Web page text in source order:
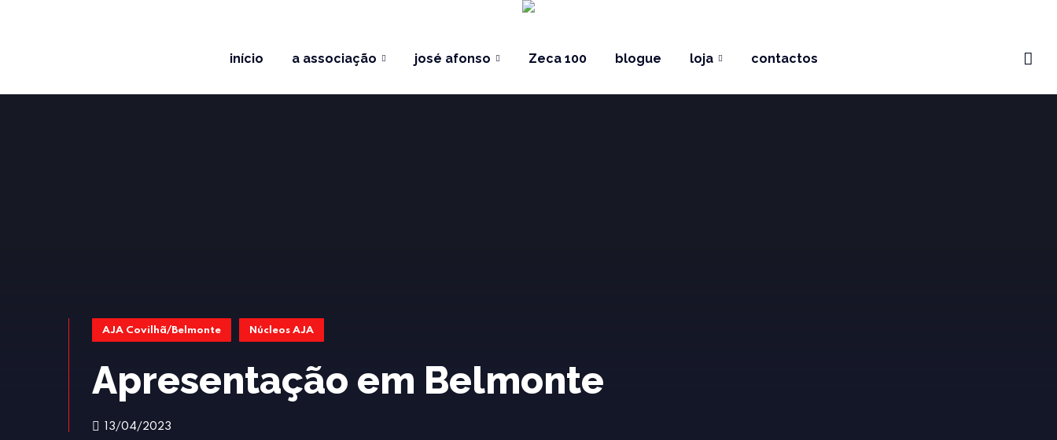
início a associação josé afonso Zeca 100 blogue loja contactos
AJA Covilhã/Belmonte Núcleos AJA
Apresentação em Belmonte
13/04/2023